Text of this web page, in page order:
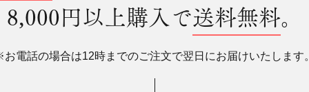
8,000円以上購入で送料無料。
電話の場合は12時までのご注文で翌日にお届けいたします